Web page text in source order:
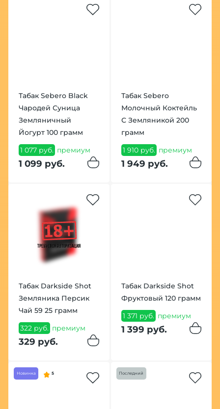
Табак Sebero Black
Чародей Суница
Земляничный
Йогурт 100 грамм
1 077 руб. премиум
1 099 руб.
Табак Sebero
Молочный Коктейль
С Земляникой 200
грамм
1 910 руб. премиум
1 949 руб.
Табак Darkside Shot
Земляника Персик
Чай 59 25 грамм
322 руб. премиум
329 руб.
Табак Darkside Shot
Фруктовый 120 грамм
1 371 руб. премиум
1 399 руб.
Новинка 5 Последний